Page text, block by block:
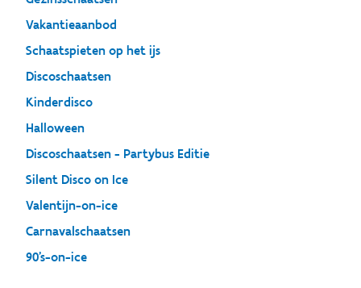
Vakantieaanbod
Schaatspieten op het ijs
Discoschaatsen
Kinderdisco
Halloween
Discoschaatsen - Partybus Editie
Silent Disco on Ice
Valentijn-on-ice
Carnavalschaatsen
90's-on-ice